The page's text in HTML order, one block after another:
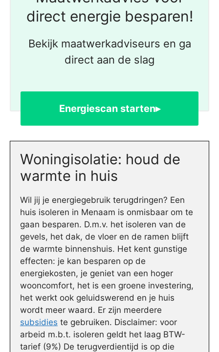
direct energie besparen!
Bekijk maatwerkadviseurs en ga
direct aan de slag
Energiescan starten▸
Woningisolatie: houd de
warmte in huis
Wil jij je energiegebruik terugdringen? Een
huis isoleren in Menaam is onmisbaar om te
gaan besparen. D.m.v. het isoleren van de
gevels, het dak, de vloer en de ramen blijft
de warmte binnenshuis. Het kent gunstige
effecten: je kan besparen op de
energiekosten, je geniet van een hoger
wooncomfort, het is een groene investering,
het werkt ook geluidswerend en je huis
wordt meer waard. Er zijn meerdere
subsidies te gebruiken. Disclaimer: voor
arbeid m.b.t. isoleren geldt het laag BTW-
tarief (9%) De terugverdientijd is op die